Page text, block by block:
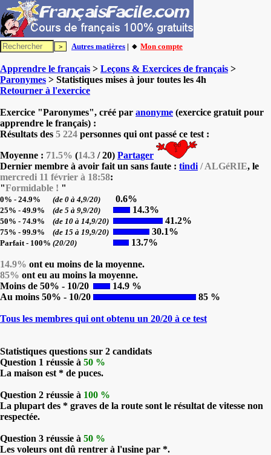
Autres matières | 🔸 Mon compte
Apprendre le français > Leçons & Exercices de français >
Paronymes > Statistiques mises à jour toutes les 4h
Retourner à l'exercice
Exercice "Paronymes", créé par anonyme (exercice gratuit pour
apprendre le français) :
Résultats des 5 224 personnes qui ont passé ce test :
Moyenne : 71.5% (14.3 / 20) Partager
Dernier membre à avoir fait un sans faute : tindi / ALGéRIE, le
mercredi 11 février à 18:58:
"Formidable ! "
0% - 24.9% (de 0 à 4,9/20) 0.6%
25% - 49.9% (de 5 à 9,9/20) 14.3%
50% - 74.9% (de 10 à 14,9/20) 41.2%
75% - 99.9% (de 15 à 19,9/20) 30.1%
Parfait - 100% (20/20) 13.7%
14.9% ont eu moins de la moyenne.
85% ont eu au moins la moyenne.
Moins de 50% - 10/20
14.9 %
Au moins 50% - 10/20
85 %
Tous les membres qui ont obtenu un 20/20 à ce test
Statistiques questions sur 2 candidats
Question 1 réussie à 50 %
La maison est * de puces.
Question 2 réussie à 100 %
La plupart des * graves de la route sont le résultat de vitesse non
respectée.
Question 3 réussie à 50 %
Les voleurs ont dû rentrer à l'usine par *.